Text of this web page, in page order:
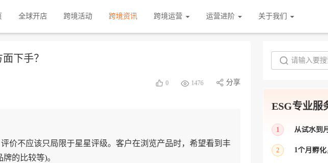
全球开店 跨境活动 跨境资讯 跨境运营 运营进阶 关于我们
下手？
0 1476 分享
价不应该只局限于星星评级。客户在浏览产品时，希望看到丰
的比较等)。
ESG专业服
1
2
1个月孵